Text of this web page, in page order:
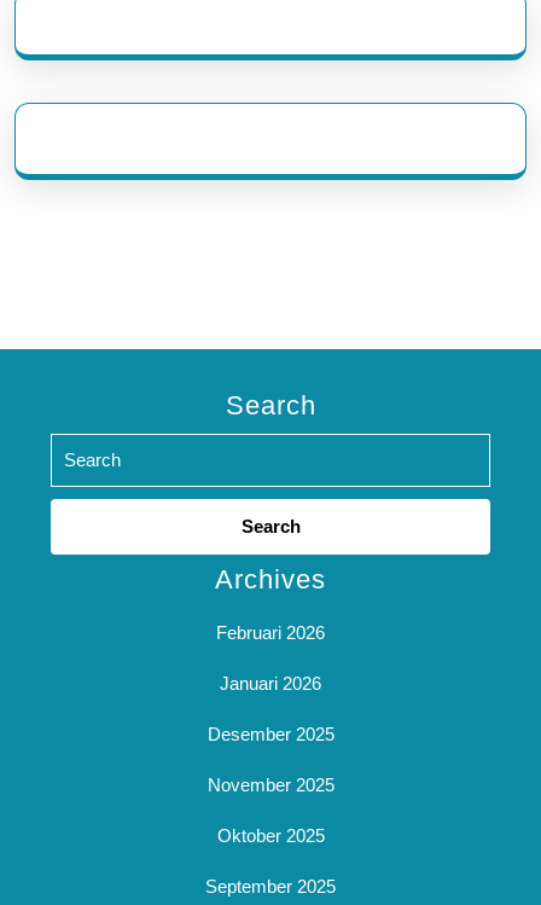
Search
Search
Archives
Februari 2026
Januari 2026
Desember 2025
November 2025
Oktober 2025
September 2025